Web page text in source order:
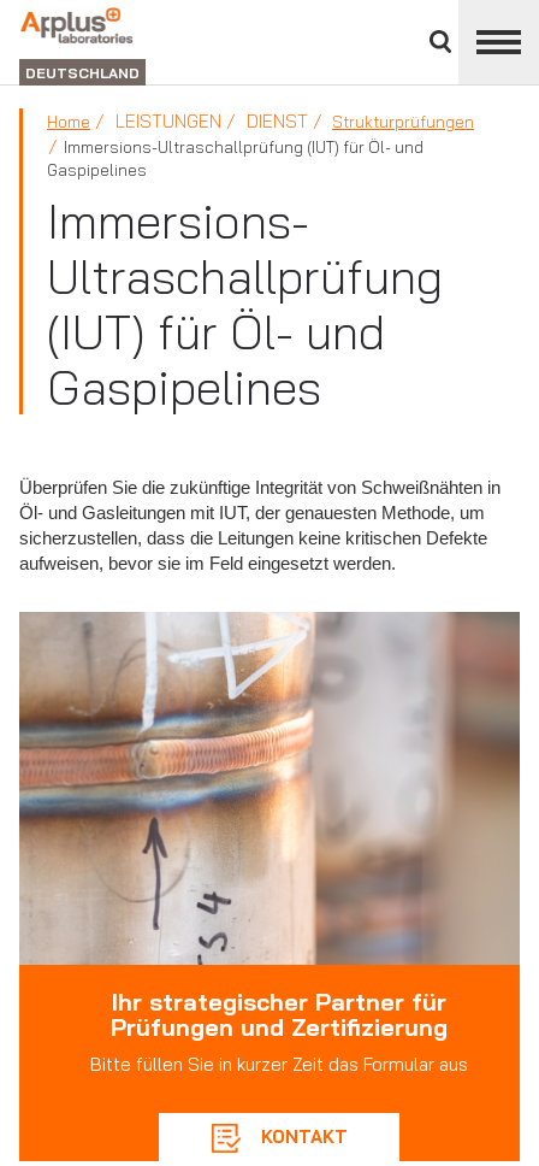
schließen
ABTEILUNG
LABORATORIEN
DEUTSCHLAND
Home LEISTUNGEN DIENST
Strukturprüfungen
Immersions-Ultraschallprüfung (IUT) für Öl- und
Gaspipelines
Immersions-
Ultraschallprüfung
(IUT) für Öl- und
Gaspipelines
Überprüfen Sie die zukünftige Integrität von Schweißnähten in
Öl- und Gasleitungen mit IUT, der genauesten Methode, um
sicherzustellen, dass die Leitungen keine kritischen Defekte
aufweisen, bevor sie im Feld eingesetzt werden.
Ihr strategischer Partner für
Prüfungen und Zertifizierung
Bitte füllen Sie in kurzer Zeit das Formular aus
KONTAKT